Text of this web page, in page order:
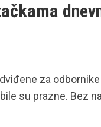
za odbornike
su prazne. Bez